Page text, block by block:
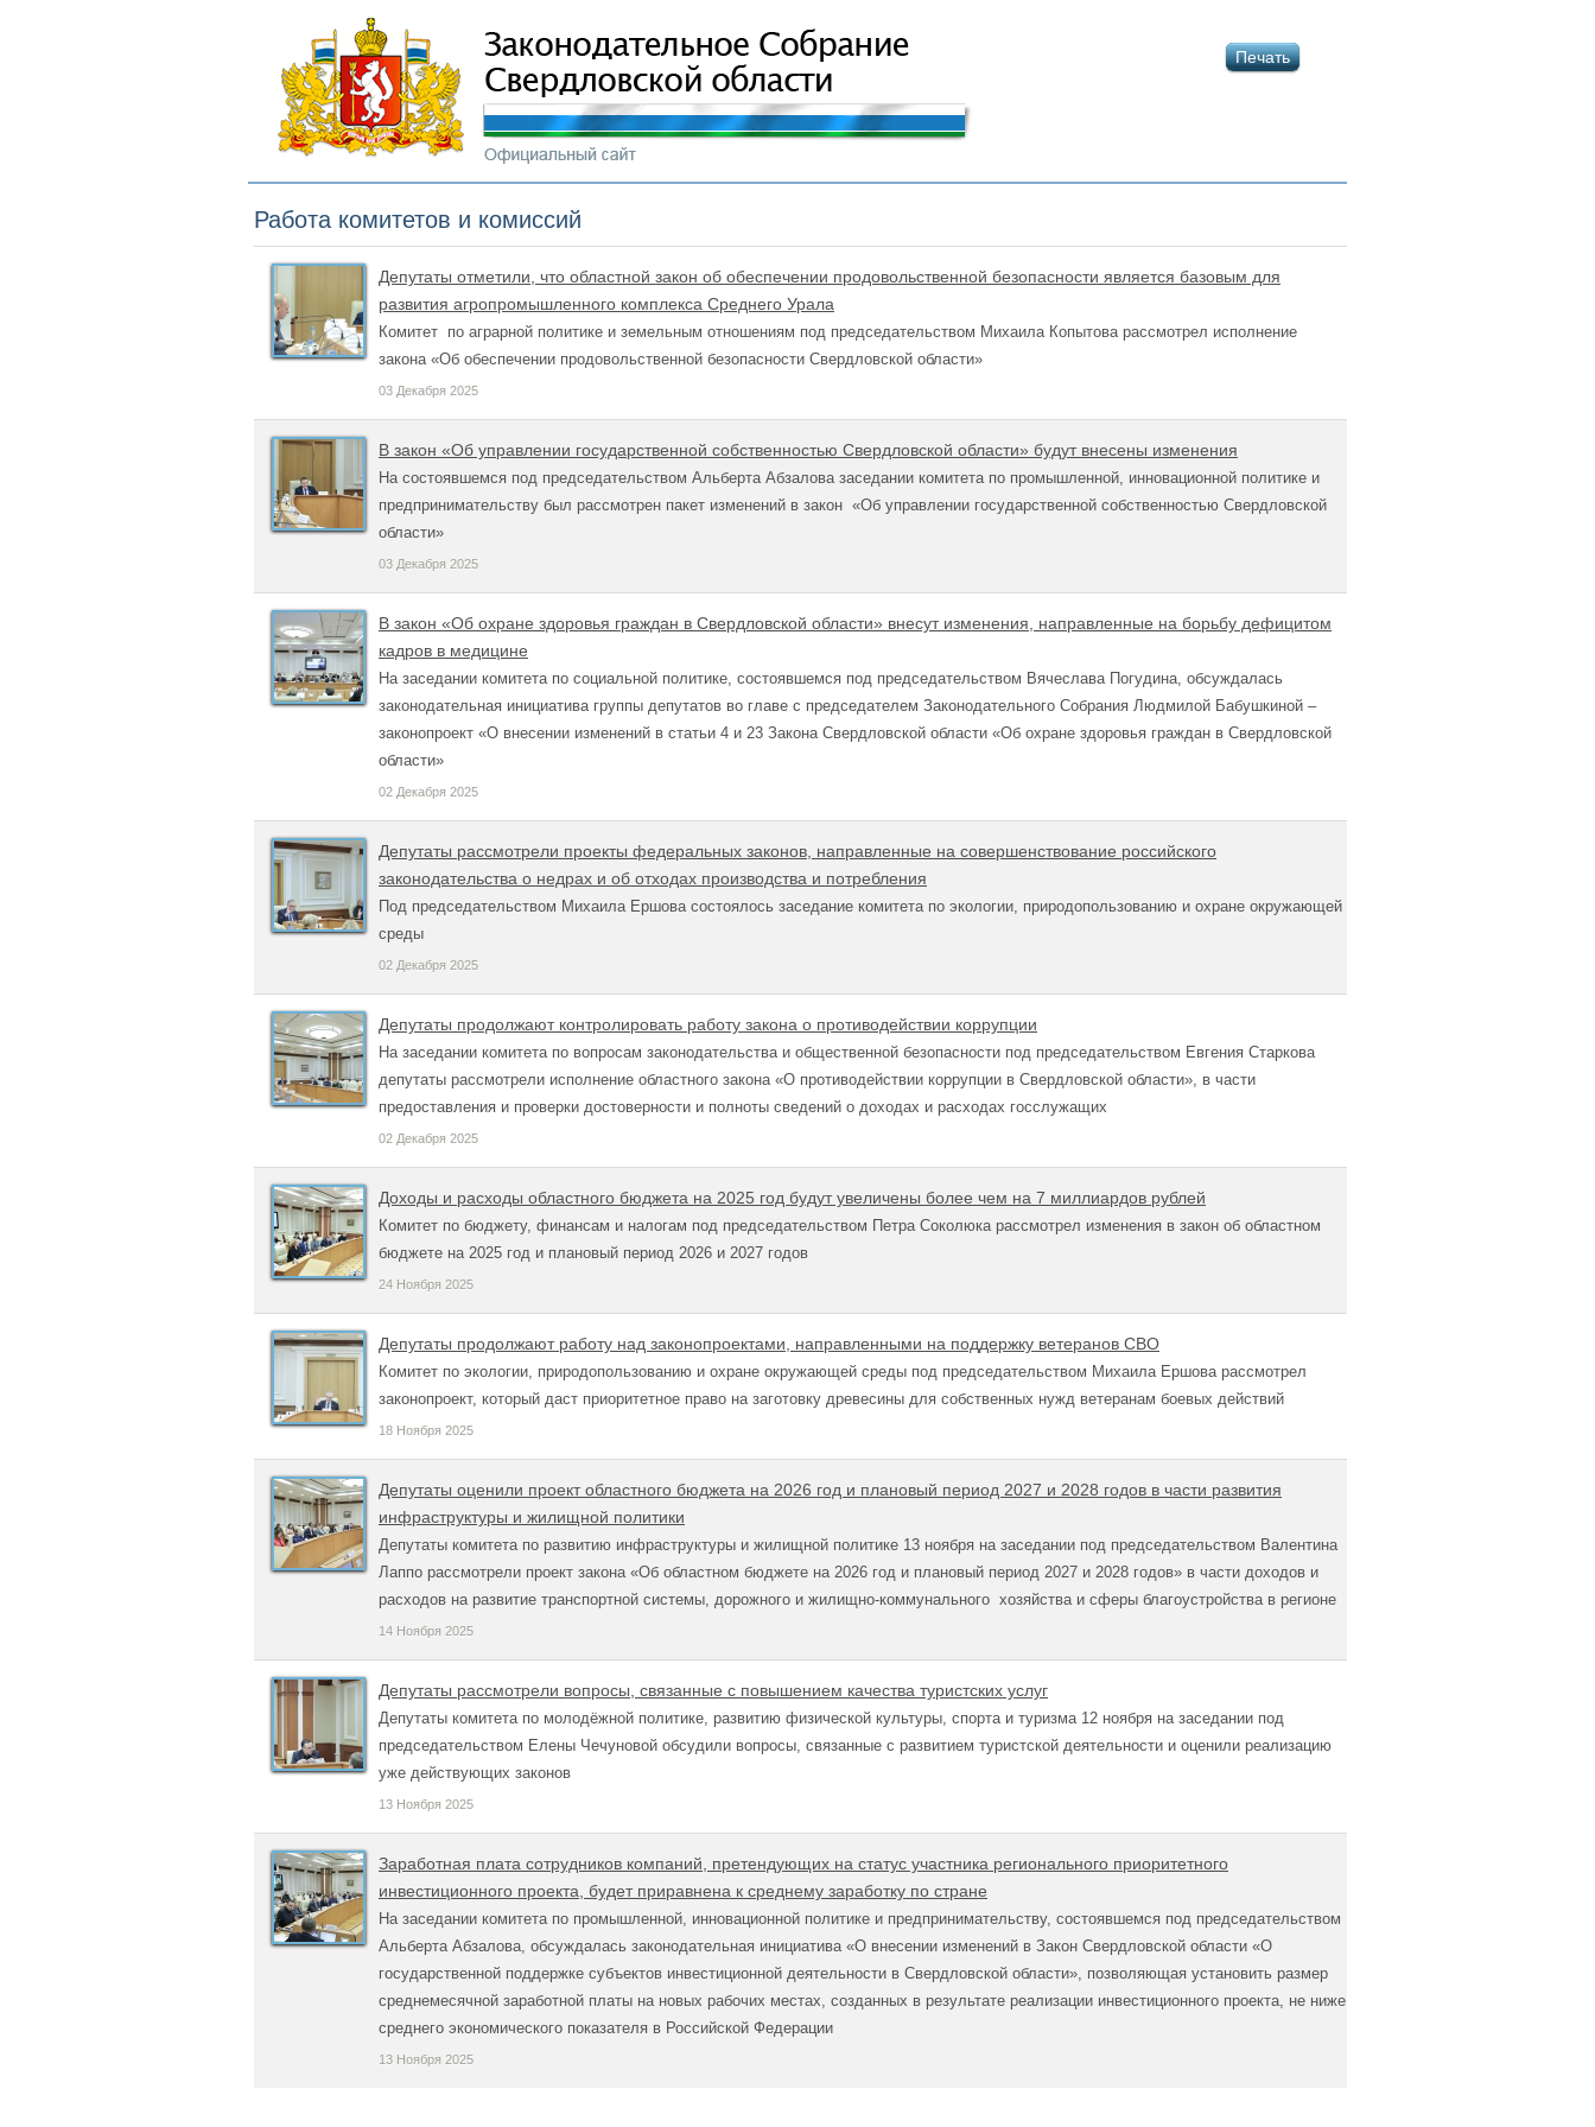
Печать
Работа комитетов и комиссий
Депутаты отметили, что областной закон об обеспечении продовольственной безопасности является базовым для
развития агропромышленного комплекса Среднего Урала
Комитет по аграрной политике и земельным отношениям под председательством Михаила Копытова рассмотрел исполнение
закона «Об обеспечении продовольственной безопасности Свердловской области»
03 Декабря 2025
В закон «Об управлении государственной собственностью Свердловской области» будут внесены изменения
На состоявшемся под председательством Альберта Абзалова заседании комитета по промышленной, инновационной политике и
предпринимательству был рассмотрен пакет изменений в закон «Об управлении государственной собственностью Свердловской
области»
03 Декабря 2025
В закон «Об охране здоровья граждан в Свердловской области» внесут изменения, направленные на борьбу дефицитом
кадров в медицине
На заседании комитета по социальной политике, состоявшемся под председательством Вячеслава Погудина, обсуждалась
законодательная инициатива группы депутатов во главе с председателем Законодательного Собрания Людмилой Бабушкиной –
законопроект «О внесении изменений в статьи 4 и 23 Закона Свердловской области «Об охране здоровья граждан в Свердловской
области»
02 Декабря 2025
Депутаты рассмотрели проекты федеральных законов, направленные на совершенствование российского
законодательства о недрах и об отходах производства и потребления
Под председательством Михаила Ершова состоялось заседание комитета по экологии, природопользованию и охране окружающей
среды
02 Декабря 2025
Депутаты продолжают контролировать работу закона о противодействии коррупции
На заседании комитета по вопросам законодательства и общественной безопасности под председательством Евгения Старкова
депутаты рассмотрели исполнение областного закона «О противодействии коррупции в Свердловской области», в части
предоставления и проверки достоверности и полноты сведений о доходах и расходах госслужащих
02 Декабря 2025
Доходы и расходы областного бюджета на 2025 год будут увеличены более чем на 7 миллиардов рублей
Комитет по бюджету, финансам и налогам под председательством Петра Соколюка рассмотрел изменения в закон об областном
бюджете на 2025 год и плановый период 2026 и 2027 годов
24 Ноября 2025
Депутаты продолжают работу над законопроектами, направленными на поддержку ветеранов СВО
Комитет по экологии, природопользованию и охране окружающей среды под председательством Михаила Ершова рассмотрел
законопроект, который даст приоритетное право на заготовку древесины для собственных нужд ветеранам боевых действий
18 Ноября 2025
Депутаты оценили проект областного бюджета на 2026 год и плановый период 2027 и 2028 годов в части развития
инфраструктуры и жилищной политики
Депутаты комитета по развитию инфраструктуры и жилищной политике 13 ноября на заседании под председательством Валентина
Лаппо рассмотрели проект закона «Об областном бюджете на 2026 год и плановый период 2027 и 2028 годов» в части доходов и
расходов на развитие транспортной системы, дорожного и жилищно-коммунального хозяйства и сферы благоустройства в регионе
14 Ноября 2025
Депутаты рассмотрели вопросы, связанные с повышением качества туристских услуг
Депутаты комитета по молодёжной политике, развитию физической культуры, спорта и туризма 12 ноября на заседании под
председательством Елены Чечуновой обсудили вопросы, связанные с развитием туристской деятельности и оценили реализацию
уже действующих законов
13 Ноября 2025
Заработная плата сотрудников компаний, претендующих на статус участника регионального приоритетного
инвестиционного проекта, будет приравнена к среднему заработку по стране
На заседании комитета по промышленной, инновационной политике и предпринимательству, состоявшемся под председательством
Альберта Абзалова, обсуждалась законодательная инициатива «О внесении изменений в Закон Свердловской области «О
государственной поддержке субъектов инвестиционной деятельности в Свердловской области», позволяющая установить размер
среднемесячной заработной платы на новых рабочих местах, созданных в результате реализации инвестиционного проекта, не ниже
среднего экономического показателя в Российской Федерации
13 Ноября 2025